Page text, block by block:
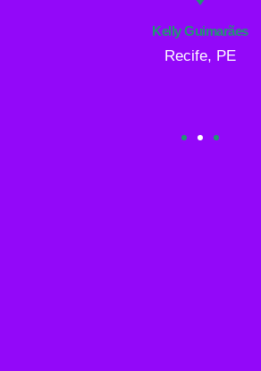
Kelly Guimarães
Recife, PE